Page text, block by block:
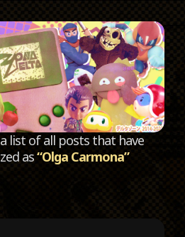
list of all posts that have
as“Olga Carmona”